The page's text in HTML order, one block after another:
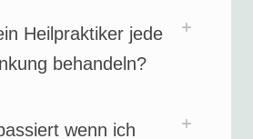
Heilpraktiker jede
behandeln?
wenn ich